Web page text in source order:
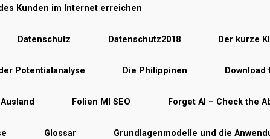
Kunden im Internet erreichen
Datenschutz Datenschutz2018 Der kurze
Potentialanalyse Die Philippinen
Folien MI SEO Forget AI – Check the
Glossar Grundlagenmodelle und die